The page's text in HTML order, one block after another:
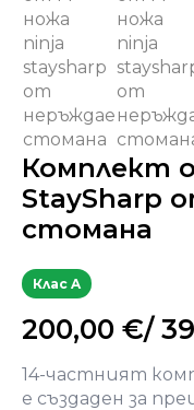
Комплект
StaySharp
стомана
Клас A
200,00 €/
14-частният
е създаден за